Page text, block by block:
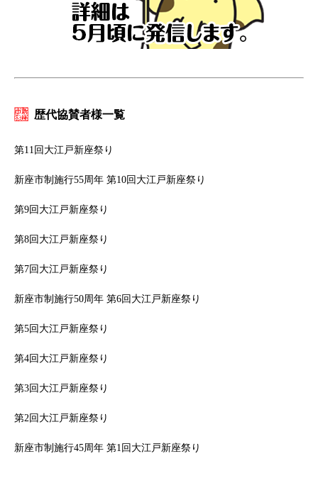
歴代協賛者様一覧
第11回大江戸新座祭り
新座市制施行55周年 第10回大江戸新座祭り
第9回大江戸新座祭り
第8回大江戸新座祭り
第7回大江戸新座祭り
新座市制施行50周年 第6回大江戸新座祭り
第5回大江戸新座祭り
第4回大江戸新座祭り
第3回大江戸新座祭り
第2回大江戸新座祭り
新座市制施行45周年 第1回大江戸新座祭り